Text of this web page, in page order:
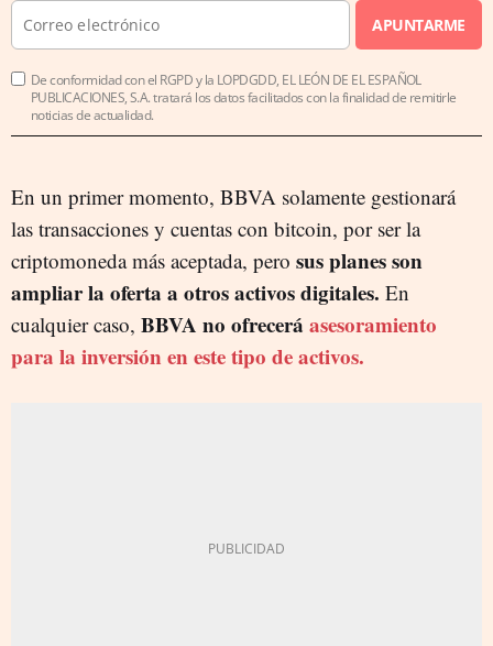
APUNTARME
De conformidad con el RGPD y la LOPDGDD, EL LEÓN DE EL ESPAÑOL
PUBLICACIONES, S.A. tratará los datos facilitados con la finalidad de remitirle
noticias de actualidad.
En un primer momento, BBVA solamente gestionará
las transacciones y cuentas con bitcoin, por ser la
criptomoneda más aceptada, pero sus planes son
ampliar la oferta a otros activos digitales. En
cualquier caso, BBVA no ofrecerá asesoramiento
para la inversión en este tipo de activos.